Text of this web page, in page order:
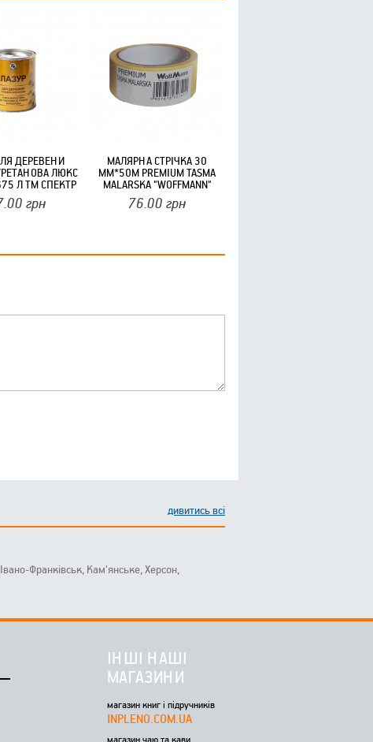
ДЕРЕВЕНИ
ЛЮКС
Л ТМ СПЕКТР
грн
МАЛЯРНА СТРІЧКА 30
ММ*50М PREMIUM TASMA
MALARSKA "WOFFMANN"
40РОЛ/ЯЩ
76.00 грн
дивитись всі
Франківськ, Кам'янське, Херсон,
ІНШІ НАШІ
МАГАЗИНИ
магазин книг і підручників
INPLENO.COM.UA
магазин чаю та кави